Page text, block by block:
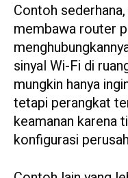
Contoh
membawa router
sinyal Wi-Fi di
mungkin hanya
tetapi perangkat
keamanan karena
konfigurasi